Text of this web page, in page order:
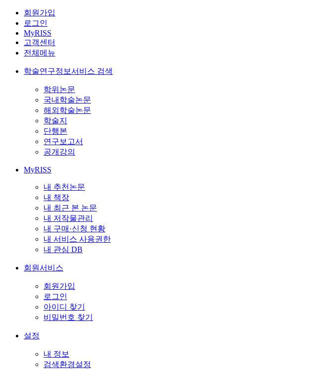
회원가입
로그인
MyRISS
고객센터
전체메뉴
학술연구정보서비스 검색
학위논문
국내학술논문
해외학술논문
학술지
단행본
연구보고서
공개강의
MyRISS
내 추천논문
내 책장
내 최근 본 논문
내 저작물관리
내 구매·신청 현황
내 서비스 사용권한
내 관심 DB
회원서비스
회원가입
로그인
아이디 찾기
비밀번호 찾기
설정
내 정보
검색환경설정